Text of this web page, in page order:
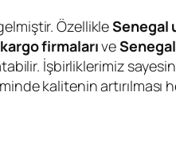
ÖzellikleSenegal
firmalarıveSenegal
İşbirliklerimiz
kalitenin artırılması